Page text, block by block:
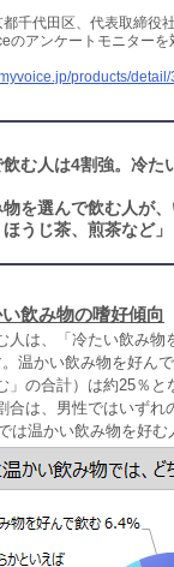
千代田区、代表取締役
のアンケートモニター
products/
む人は4割強。冷
を選んで飲む人が
うじ茶、煎茶など
飲み物の嗜好傾向
人は、「冷たい飲み
温かい飲み物を好ん
」の合計）は約25％と
合は、男性ではいず
は温かい飲み物を好む